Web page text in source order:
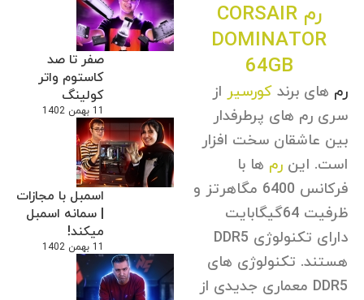
صفر تا صد
کاستوم واتر
کولینگ
11 بهمن 1402
اسمبل با مجازات
| سمانه اسمبل
میکند!
11 بهمن 1402
رم CORSAIR
DOMINATOR
64GB
رم های برند کورسیر از
سری رم های پرطرفدار
بین عاشقان سخت افزار
است. این رم ها با
فرکانس 6400 مگاهرتز و
ظرفیت 64گیگابایت
دارای تکنولوژی DDR5
هستند. تکنولوژی های
DDR5 معماری جدیدی از